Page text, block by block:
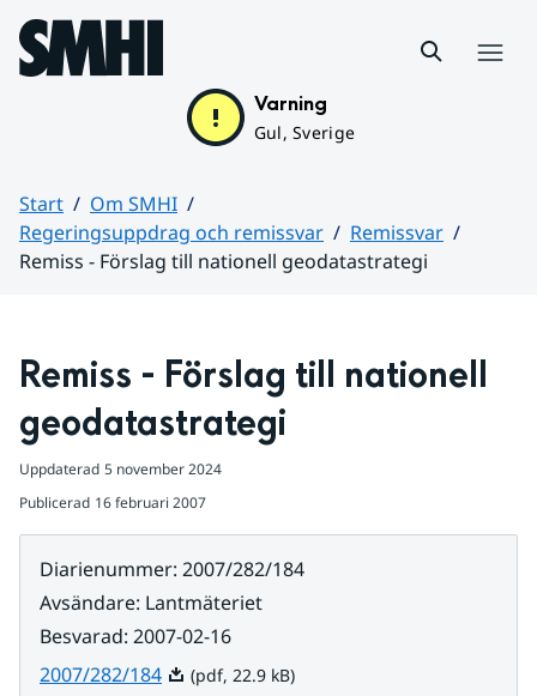
Hoppa till sidans innehåll
Varning
Gul, Sverige
Start
Om SMHI
Regeringsuppdrag och remissvar
Remissvar
Remiss - Förslag till nationell geodatastrategi
Remiss - Förslag till nationell
geodatastrategi
Uppdaterad 5 november 2024
Publicerad 16 februari 2007
Diarienummer: 2007/282/184
Avsändare: Lantmäteriet
Besvarad: 2007-02-16
2007/282/184Pdf, 22.9 kB.
(pdf, 22.9 kB)